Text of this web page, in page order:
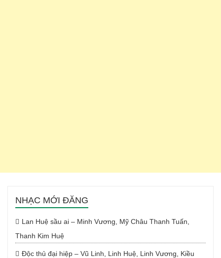
NHẠC MỚI ĐĂNG
Lan Huệ sầu ai – Minh Vương, Mỹ Châu Thanh Tuấn,
Thanh Kim Huệ
Độc thủ đại hiệp – Vũ Linh, Linh Huệ, Linh Vương, Kiều